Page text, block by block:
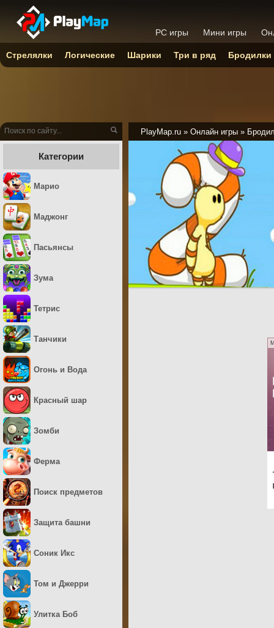
PlayMap.ru » Онлайн игры »
Категории
Марио
Маджонг
Пасьянсы
Зума
Тетрис
Танчики
Огонь и Вода
Красный шар
Зомби
Ферма
Поиск предметов
Защита башни
Соник Икс
Том и Джерри
Улитка Боб
PC игры Мини игры
Стрелялки Логические Шарики Три в ряд Бродилки